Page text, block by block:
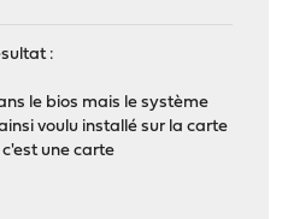
:
le bios mais le système
voulu installé sur la carte
une carte